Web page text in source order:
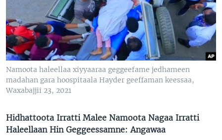
Namoota haleellaa xiyyaaraa geggeefame jedhameen
madahan gara hoospitaala Hayder geeffaman keessaa,
Waxabajjii 23, 2021
Hidhattoota Irratti Malee Namoota Nagaa Irratti
Haleellaan Hin Geggeessamne: Angawaa